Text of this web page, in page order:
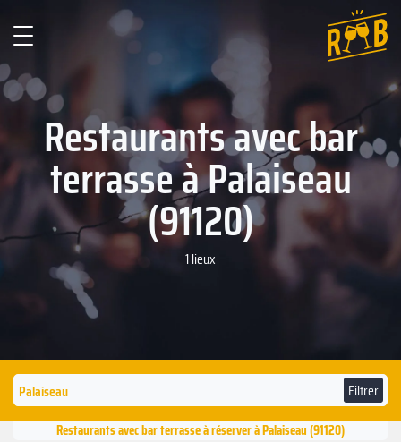
Restaurants avec bar
terrasse à Palaiseau
(91120)
1 lieux
Filtrer
Restaurants avec bar terrasse à réserver à Palaiseau (91120)